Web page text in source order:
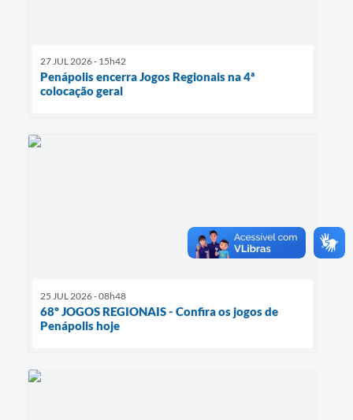
27 JUL 2026 - 15h42
Penápolis encerra Jogos Regionais na 4ª
colocação geral
25 JUL 2026 - 08h48
68º JOGOS REGIONAIS - Confira os jogos de
Penápolis hoje